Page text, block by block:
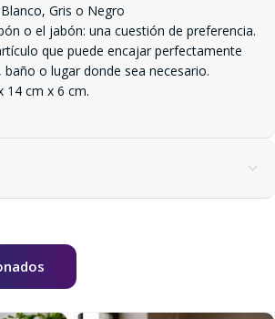
Gris o Negro
o el jabón: una cuestión de preferencia.
que puede encajar perfectamente
baño o lugar donde sea necesario.
14 cm x 6 cm.